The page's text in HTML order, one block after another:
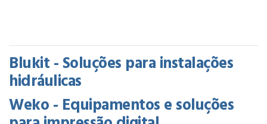
Blukit - Soluções para instalações
hidráulicas
Weko - Equipamentos e soluções